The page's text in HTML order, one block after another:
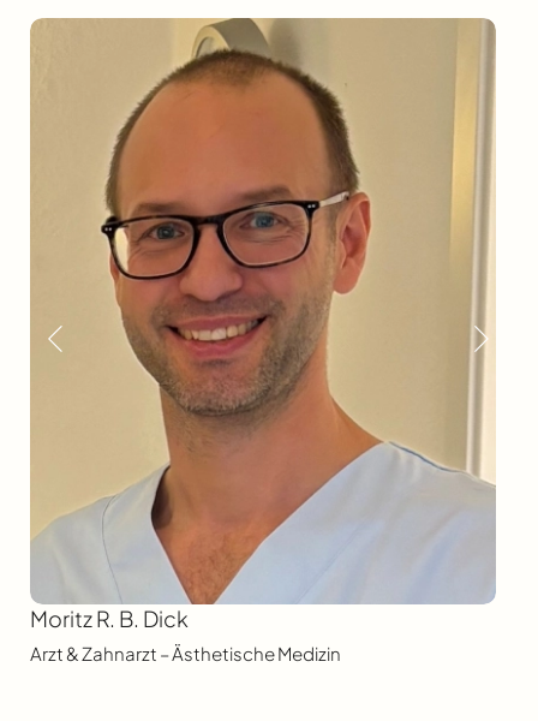
Moritz R. B. Dick
Arzt & Zahnarzt – Ästhetische Medizin